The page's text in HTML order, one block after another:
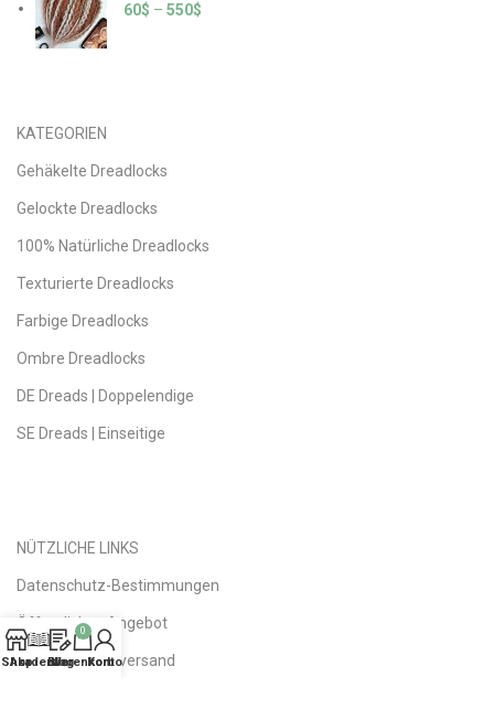
60$ – 550$
KATEGORIEN
Gehäkelte Dreadlocks
Gelockte Dreadlocks
100% Natürliche Dreadlocks
Texturierte Dreadlocks
Farbige Dreadlocks
Ombre Dreadlocks
DE Dreads | Doppelendige
SE Dreads | Einseitige
NÜTZLICHE LINKS
Datenschutz-Bestimmungen
Öffentliches Angebot
Versand | Rückversand
Shop
Akademie
Blog
0
Warenkorb
Konto